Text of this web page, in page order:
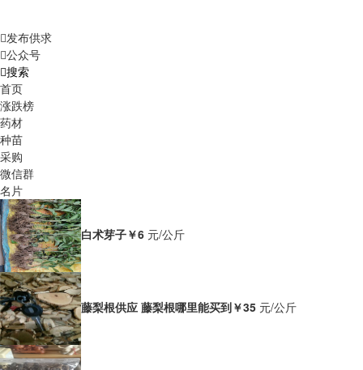
发布供求
公众号
搜索
首页
涨跌榜
药材
种苗
采购
微信群
名片
白术芽子￥6 元/公斤
藤梨根供应 藤梨根哪里能买到￥35 元/公斤